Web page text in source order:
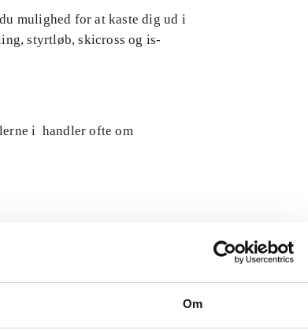
Om
mulighed for at kaste dig ud i
styrtløb, skicross og is-
i handler ofte om